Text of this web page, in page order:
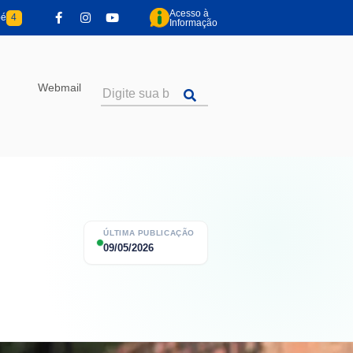
4
Acesso à
Informação
Webmail
ÚLTIMA PUBLICAÇÃO
09/05/2026